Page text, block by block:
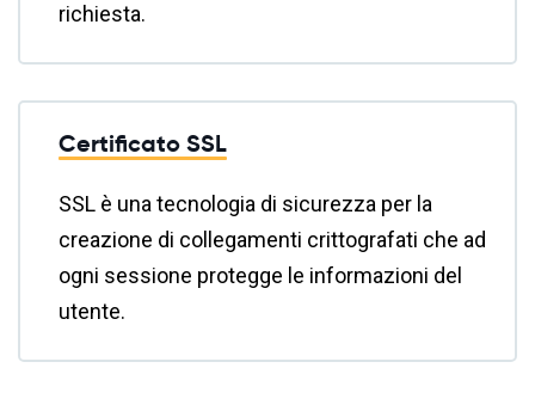
richiesta.
Certificato SSL
SSL è una tecnologia di sicurezza per la
creazione di collegamenti crittografati che ad
ogni sessione protegge le informazioni del
utente.